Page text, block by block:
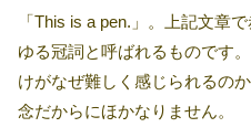
「This is a pen.」。上記文章
ゆる冠詞と呼ばれるものです
けがなぜ難しく感じられるの
念だからにほかなりません。